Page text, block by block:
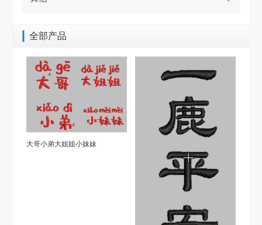
全部产品
大哥小弟大姐姐小妹妹